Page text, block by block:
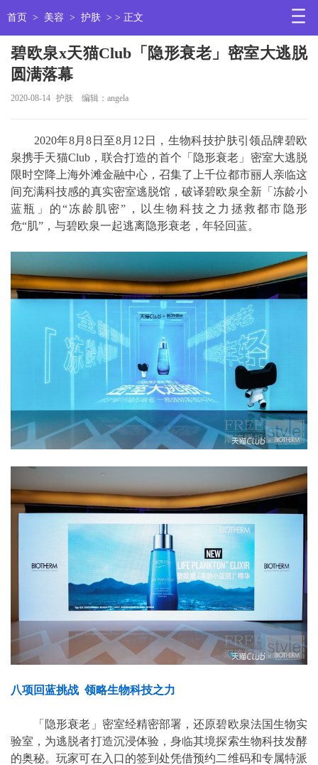
首页 > 美容 > 护肤 > > 正文
碧欧泉x天猫Club「隐形衰老」密室大逃脱
圆满落幕
2020-08-14 护肤 编辑：angela
2020年8月8日至8月12日，生物科技护肤引领品牌碧欧
泉携手天猫Club，联合打造的首个「隐形衰老」密室大逃脱
限时空降上海外滩金融中心，召集了上千位都市丽人亲临这
间充满科技感的真实密室逃脱馆，破译碧欧泉全新「冻龄小
蓝瓶」的“冻龄肌密”，以生物科技之力拯救都市隐形
危“肌”，与碧欧泉一起逃离隐形衰老，年轻回蓝。
八项回蓝挑战 领略生物科技之力
「隐形衰老」密室经精密部署，还原碧欧泉法国生物实
验室，为逃脱者打造沉浸体验，身临其境探索生物科技发酵
的奥秘。玩家可在入口的签到处凭借预约二维码和专属特派